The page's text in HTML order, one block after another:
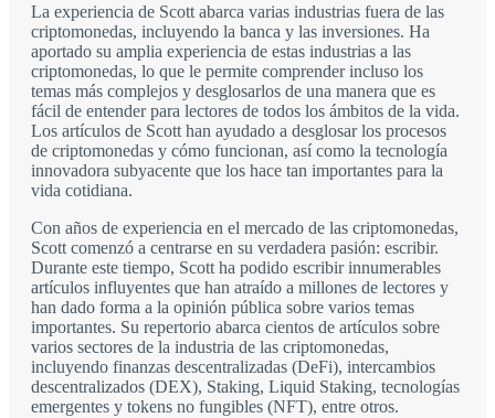
La experiencia de Scott abarca varias industrias fuera de las
criptomonedas, incluyendo la banca y las inversiones. Ha
aportado su amplia experiencia de estas industrias a las
criptomonedas, lo que le permite comprender incluso los
temas más complejos y desglosarlos de una manera que es
fácil de entender para lectores de todos los ámbitos de la vida.
Los artículos de Scott han ayudado a desglosar los procesos
de criptomonedas y cómo funcionan, así como la tecnología
innovadora subyacente que los hace tan importantes para la
vida cotidiana.
Con años de experiencia en el mercado de las criptomonedas,
Scott comenzó a centrarse en su verdadera pasión: escribir.
Durante este tiempo, Scott ha podido escribir innumerables
artículos influyentes que han atraído a millones de lectores y
han dado forma a la opinión pública sobre varios temas
importantes. Su repertorio abarca cientos de artículos sobre
varios sectores de la industria de las criptomonedas,
incluyendo finanzas descentralizadas (DeFi), intercambios
descentralizados (DEX), Staking, Liquid Staking, tecnologías
emergentes y tokens no fungibles (NFT), entre otros.